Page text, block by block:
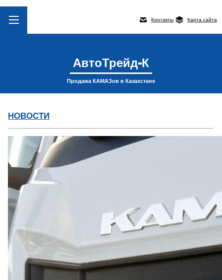
Контакты Карта сайта
АвтоТрейд-К
Продажа КАМАЗов в Казахстане
НОВОСТИ